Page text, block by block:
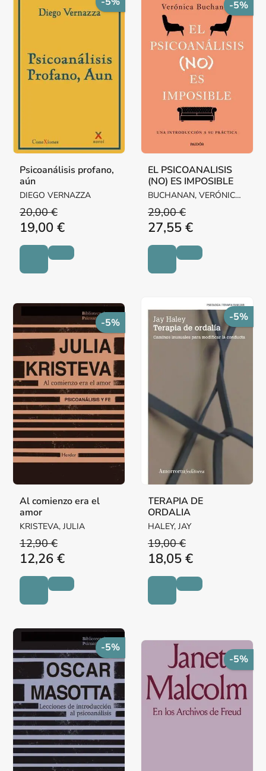
Psicoanálisis profano,
aún
DIEGO VERNAZZA
20,00 €
19,00 €
-5%
EL PSICOANALISIS
(NO) ES IMPOSIBLE
BUCHANAN, VERÓNICA /
LUTEREAU, LUCIANO
29,00 €
27,55 €
-5%
Al comienzo era el
amor
KRISTEVA, JULIA
12,90 €
12,26 €
-5%
TERAPIA DE
ORDALIA
HALEY, JAY
19,00 €
18,05 €
-5%
-5%